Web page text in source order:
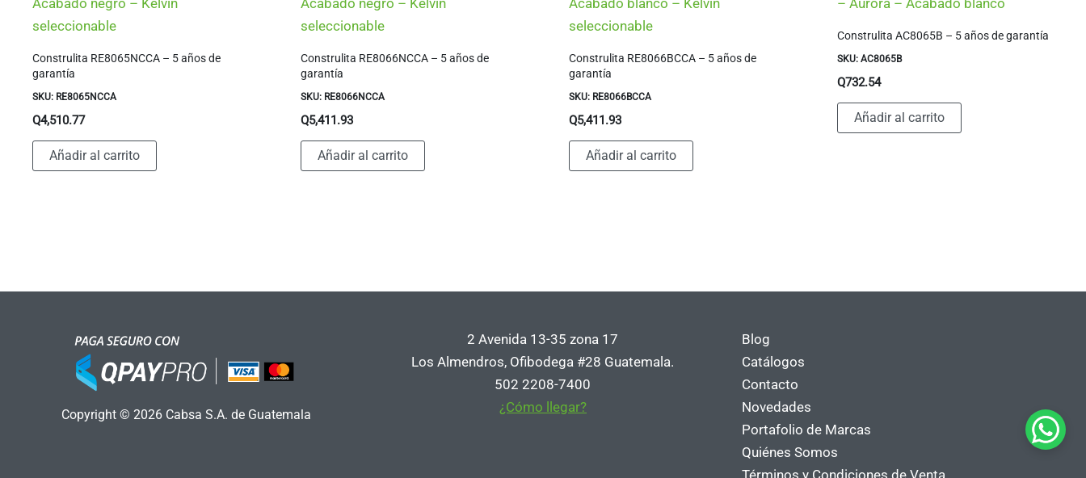
Acabado negro – Kelvin
seleccionable
Construlita RE8065NCCA – 5 años de
garantía
SKU: RE8065NCCA
Q4,510.77
Añadir al carrito
Acabado negro – Kelvin
seleccionable
Construlita RE8066NCCA – 5 años de
garantía
SKU: RE8066NCCA
Q5,411.93
Añadir al carrito
Acabado blanco – Kelvin
seleccionable
Construlita RE8066BCCA – 5 años de
garantía
SKU: RE8066BCCA
Q5,411.93
Añadir al carrito
– Aurora – Acabado blanco
Construlita AC8065B – 5 años de garantía
SKU: AC8065B
Q732.54
Añadir al carrito
Copyright © 2026 Cabsa S.A. de Guatemala
2 Avenida 13-35 zona 17
Los Almendros, Ofibodega #28 Guatemala.
502 2208-7400
¿Cómo llegar?
Blog
Catálogos
Contacto
Novedades
Portafolio de Marcas
Quiénes Somos